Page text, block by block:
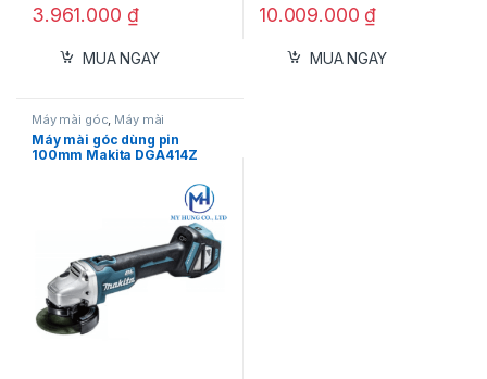
3.961.000 ₫
MUA NGAY
10.009.000 ₫
MUA NGAY
Máy mài góc Máy mài
Máy mài góc dùng pin
100mm Makita DGA414Z